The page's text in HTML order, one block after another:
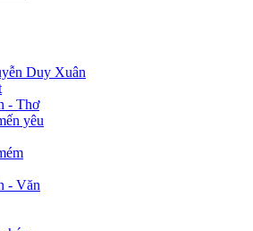
Duy Xuân
- Thơ
yêu
- Văn